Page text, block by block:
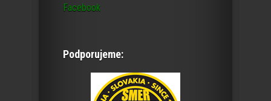
Facebook
Podporujeme: